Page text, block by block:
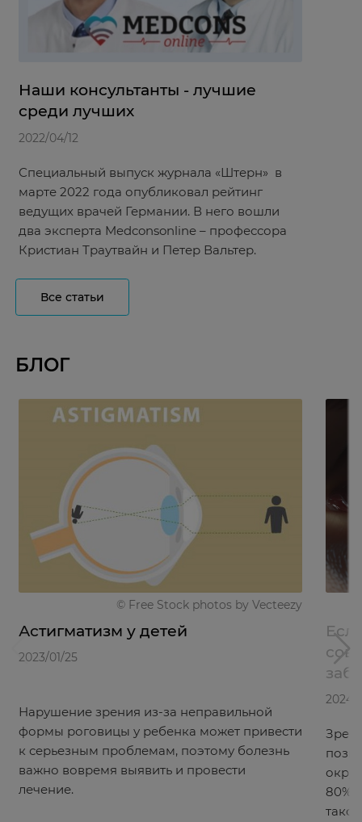
Наши консультанты - лучшие
среди лучших
2022/04/12
Специальный выпуск журнала «Штерн» в
марте 2022 года опубликовал рейтинг
ведущих врачей Германии. В него вошли
два эксперта Medconsonline – профессора
Кристиан Траутвайн и Петер Вальтер.
Все статьи
БЛОГ
© Free Stock photos by Vecteezy
Астигматизм у детей
2023/01/25
Нарушение зрения из-за неправильной
формы роговицы у ребенка может привести
к серьезным проблемам, поэтому болезнь
важно вовремя выявить и провести
лечение.
2024/
80%